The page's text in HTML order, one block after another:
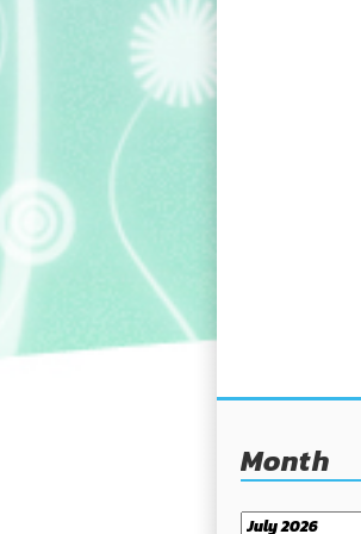
Month
Month